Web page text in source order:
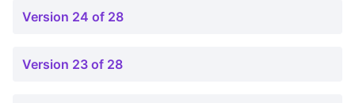
Version 24 of 28
Version 23 of 28